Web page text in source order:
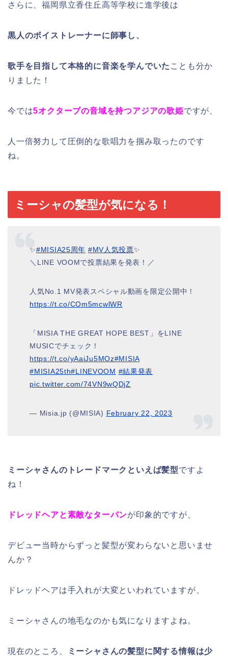
さらに、福岡県立香住丘高等学校に進学後は
黒人のボイストレーナーに師事し、
歌手を目指して本格的に音楽を学んでいた ことも分か
りました！
今では5オクターブの音域を持つアジアの歌姫ですが、
人一倍努力して圧倒的な歌唱力を掴み取ったのです
ね。
ミーシャの髪型が気になる！
✨#MISIA25周年 #MV人気投票✨
＼LINE VOOMで投票結果を発表！／
人気No.1 MV発表スペシャル動画を限定公開中！
https://t.co/COm5mcwlWR
「MISIA THE GREAT HOPE BEST」をLINE
MUSICでチェック！
https://t.co/yAaiJu5MOz#MISIA
#MISIA25th#LINEVOOM #結果発表
pic.twitter.com/74VN9wQDjZ
— Misia.jp (@MISIA) February 22, 2023
ミーシャさんのトレードマークといえば髪型ですよ
ね！
ドレッドヘアと素敵なターバンが印象的ですが、
デビュー当時からずっと髪型が変わらないと思いませ
んか？
ドレッドヘアは手入れが大変といわれていますが、
ミーシャさんの地毛なのかも気になりますよね。
現在のところ、
ミーシャさんの髪型に関する情報は少